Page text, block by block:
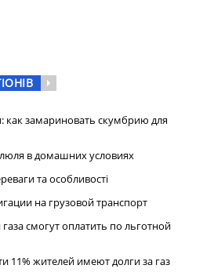
как замариновать скумбрию для
в домашних условиях
та особливості
на грузовой транспорт
cмогут оплатить по льготной
11% жителей имеют долги за газ